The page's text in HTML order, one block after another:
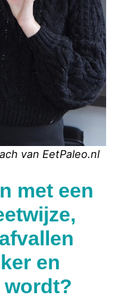
van EetPaleo.nl
met een
en
wordt?